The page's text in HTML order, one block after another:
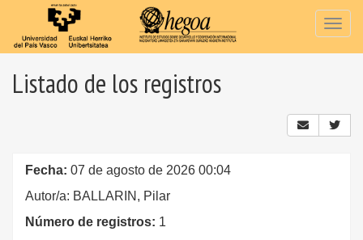
Listado de los registros
Fecha: 07 de agosto de 2026 00:04
Autor/a: BALLARIN, Pilar
Número de registros: 1